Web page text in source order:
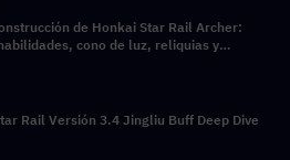
de Honkai Star Rail Archer:
cono de luz, reliquias y
Rail Versión 3.4 Jingliu Buff Deep Dive